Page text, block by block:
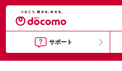
サポート